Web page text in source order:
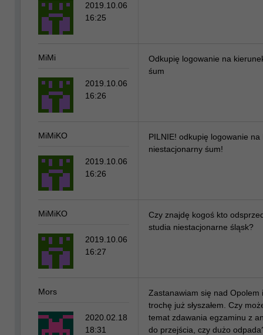
2019.10.06
16:25
Odkupię logowanie na
śum
MiMi
2019.10.06
16:26
PILNIE! odkupię logowanie
niestacjonarny śum!
MiMiKO
2019.10.06
16:26
Czy znajdę kogoś kto
studia niestacjonarne śląsk?
MiMiKO
2019.10.06
16:27
Zastanawiam się nad Opolem
trochę już słyszałem. Czy
temat zdawania egzaminu z
do przejścia, czy dużo
Mors
2020.02.18
18:31